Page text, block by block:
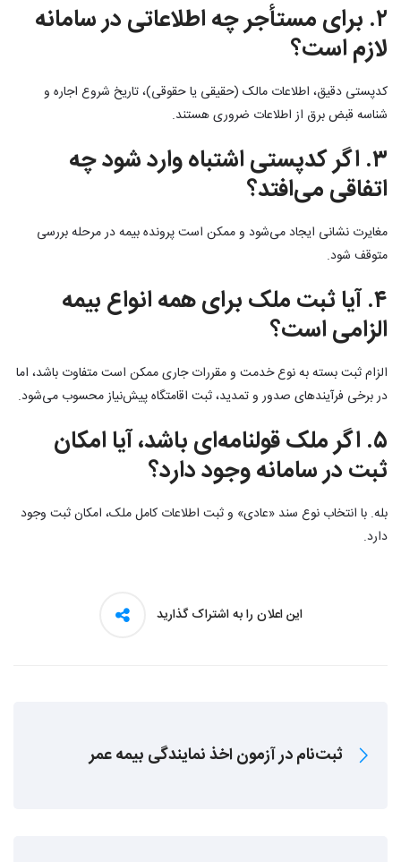
۲. برای مستأجر چه اطلاعاتی در سامانه
لازم است؟
کدپستی دقیق، اطلاعات مالک (حقیقی یا حقوقی)، تاریخ شروع اجاره و
شناسه قبض برق از اطلاعات ضروری هستند.
۳. اگر کدپستی اشتباه وارد شود چه
اتفاقی می‌افتد؟
مغایرت نشانی ایجاد می‌شود و ممکن است پرونده بیمه در مرحله بررسی
متوقف شود.
۴. آیا ثبت ملک برای همه انواع بیمه
الزامی است؟
الزام ثبت بسته به نوع خدمت و مقررات جاری ممکن است متفاوت باشد، اما
در برخی فرآیندهای صدور و تمدید، ثبت اقامتگاه پیش‌نیاز محسوب می‌شود.
۵. اگر ملک قولنامه‌ای باشد، آیا امکان
ثبت در سامانه وجود دارد؟
بله. با انتخاب نوع سند «عادی» و ثبت اطلاعات کامل ملک، امکان ثبت وجود
دارد.
این اعلان را به اشتراک گذارید
ثبت‌نام در آزمون اخذ نمایندگی بیمه عمر